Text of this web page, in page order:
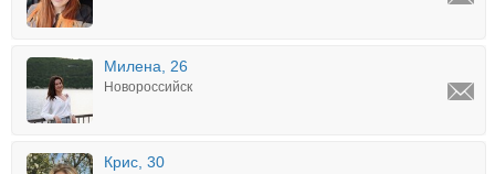
Милена, 26
Новороссийск
Крис, 30